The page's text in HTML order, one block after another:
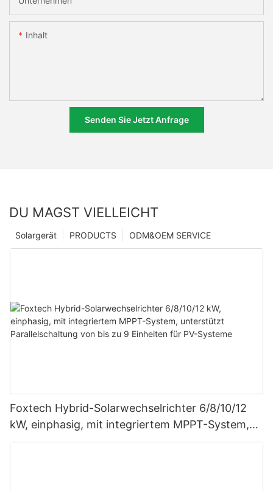
Inhalt
Senden Sie Jetzt Anfrage
DU MAGST VIELLEICHT
ODM&OEM SERVICE
PRODUCTS
Solargerät
Foxtech Hybrid-Solarwechselrichter 6/8/10/12
kW, einphasig, mit integriertem MPPT-System,
unterstützt Parallelschaltung von bis zu 9